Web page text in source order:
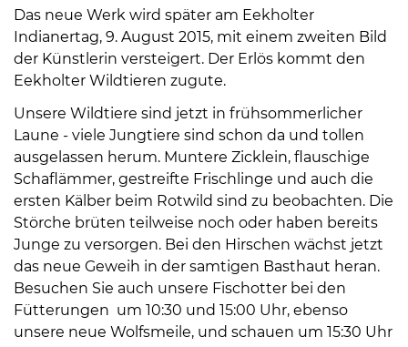
Das neue Werk wird später am Eekholter
Indianertag, 9. August 2015, mit einem zweiten Bild
der Künstlerin versteigert. Der Erlös kommt den
Eekholter Wildtieren zugute.
Unsere Wildtiere sind jetzt in frühsommerlicher
Laune - viele Jungtiere sind schon da und tollen
ausgelassen herum. Muntere Zicklein, flauschige
Schaflämmer, gestreifte Frischlinge und auch die
ersten Kälber beim Rotwild sind zu beobachten. Die
Störche brüten teilweise noch oder haben bereits
Junge zu versorgen. Bei den Hirschen wächst jetzt
das neue Geweih in der samtigen Basthaut heran.
Besuchen Sie auch unsere Fischotter bei den
Fütterungen um 10:30 und 15:00 Uhr, ebenso
unsere neue Wolfsmeile, und schauen um 15:30 Uhr